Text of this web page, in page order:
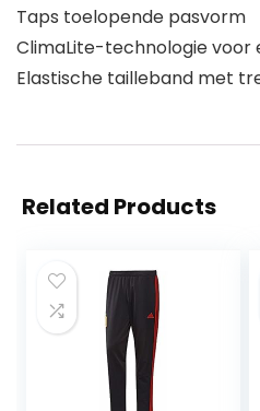
Taps toelopende pasvorm
ClimaLite-technologie
Elastische tailleband met
Related Products